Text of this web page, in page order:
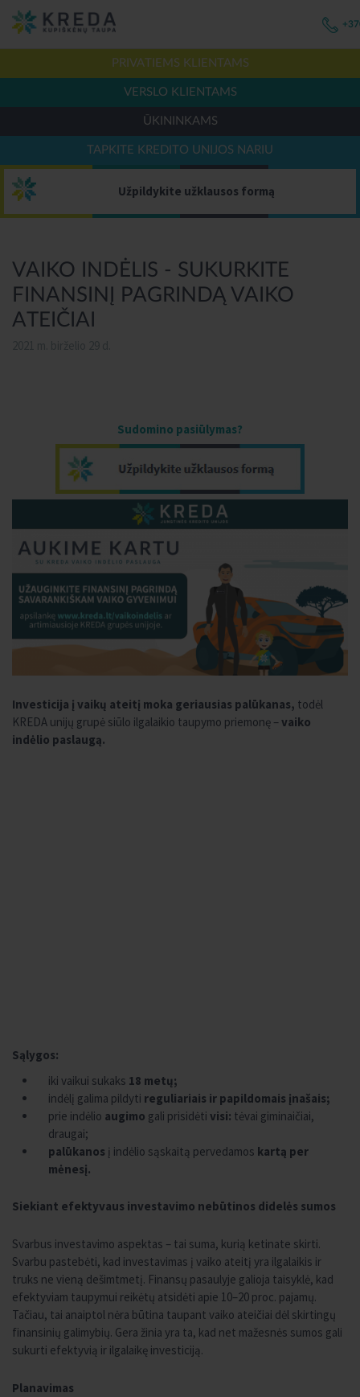
PRIVATIEMS KLIENTAMS
VERSLO KLIENTAMS
ŪKININKAMS
TAPKITE KREDITO UNIJOS NARIU
Užpildykite užklausos formą
VAIKO INDĖLIS - SUKURKITE
FINANSINĮ PAGRINDĄ VAIKO
ATEIČIAI
Sudomino pasiūlymas?
Investicija į vaikų ateitį moka geriausias palūkanas, todėl
KREDA unijų grupė siūlo ilgalaikio taupymo priemonę – vaiko
indėlio paslaugą.
Sąlygos:
iki vaikui sukaks 18 metų;
indėlį galima pildyti reguliariais ir papildomais įnašais;
prie indėlio augimo gali prisidėti visi: tėvai giminaičiai,
draugai;
palūkanos į indėlio sąskaitą pervedamos kartą per
mėnesį.
Siekiant efektyvaus investavimo nebūtinos didelės sumos
Svarbus investavimo aspektas – tai suma, kurią ketinate skirti.
Svarbu pastebėti, kad investavimas į vaiko ateitį yra ilgalaikis ir
truks ne vieną dešimtmetį. Finansų pasaulyje galioja taisyklė, kad
efektyviam taupymui reikėtų atsidėti apie 10–20 proc. pajamų.
Tačiau, tai anaiptol nėra būtina taupant vaiko ateičiai dėl skirtingų
finansinių galimybių. Gera žinia yra ta, kad net mažesnės sumos gali
sukurti efektyvią ir ilgalaikę investiciją.
Planavimas